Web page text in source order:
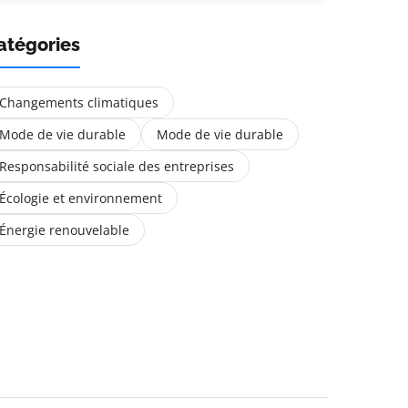
climatiques
de vie durable
Mode de vie durable
sociale des entreprises
et environnement
renouvelable